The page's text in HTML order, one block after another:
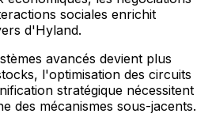
sociales enrichit
d'Hyland.
avancés devient plus
l'optimisation des circuits
stratégique nécessitent
des mécanismes sous-jacents.